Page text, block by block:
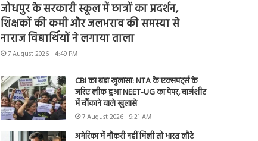
जोधपुर के सरकारी स्कूल में छात्रों का प्रदर्शन,
शिक्षकों की कमी और जलभराव की समस्या से
नाराज विद्यार्थियों ने लगाया ताला
7 August 2026 - 4:49 PM
CBI का बड़ा खुलासा: NTA के एक्सपर्ट्स के
जरिए लीक हुआ NEET-UG का पेपर, चार्जशीट
में चौंकाने वाले खुलासे
7 August 2026 - 9:21 AM
अमेरिका में नौकरी नहीं मिली तो भारत लौटे